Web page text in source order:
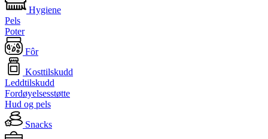
Hygiene
Pels
Poter
Fôr
Kosttilskudd
Leddtilskudd
Fordøyelsesstøtte
Hud og pels
Snacks